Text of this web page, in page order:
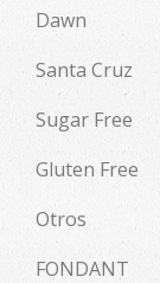
Dawn
Santa Cruz
Sugar Free
Gluten Free
Otros
FONDANT